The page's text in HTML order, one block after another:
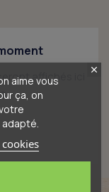
affichés ici
aime vous
ça, on